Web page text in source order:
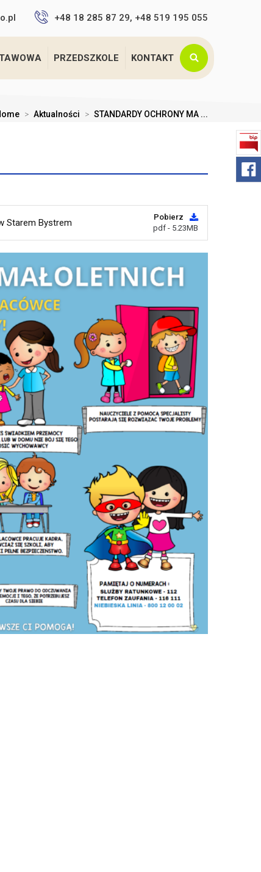
+48 18 285 87 29, +48 519 195 055
PRZEDSZKOLE KONTAKT
> Aktualności > STANDARDY OCHRONY MA ...
Starem Bystrem
Pobierz
pdf - 5.23MB